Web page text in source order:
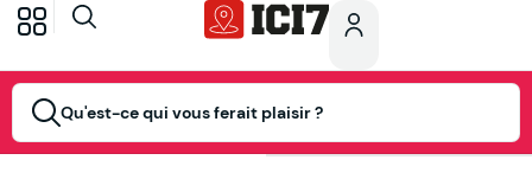
Qu'est-ce qui vous ferait plaisir ?